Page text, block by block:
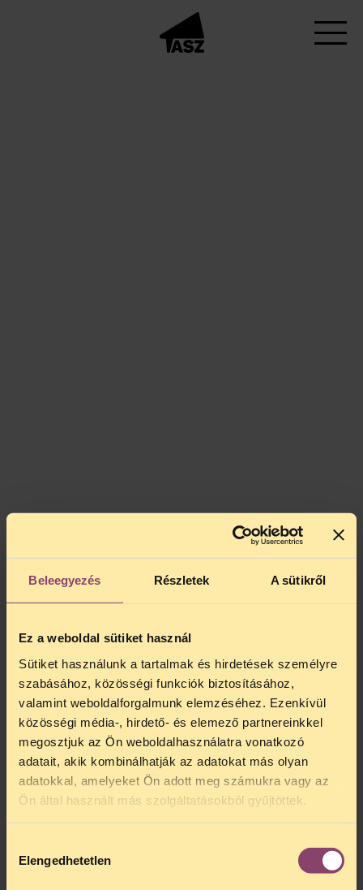
Beleegyezés Részletek A sütikről
Ez a weboldal sütiket használ
Sütiket használunk a tartalmak és hirdetések személyre
szabásához, közösségi funkciók biztosításához,
valamint weboldalforgalmunk elemzéséhez. Ezenkívül
közösségi média-, hirdető- és elemező partnereinkkel
megosztjuk az Ön weboldalhasználatra vonatkozó
adatait, akik kombinálhatják az adatokat más olyan
adatokkal, amelyeket Ön adott meg számukra vagy az
Ön által használt más szolgáltatásokból gyűjtöttek.
kiválasztása
Elengedhetetlen